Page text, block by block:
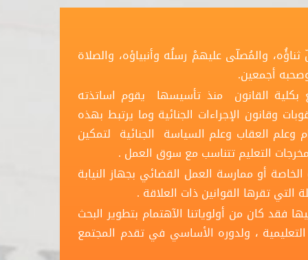
والمُصلّى عليهمْ رسلُه وأنبياؤه، والصلاة
أجمعين.
بكلية القانون منذ تأسيسها يقوم اساتذته
وقانون الإجراءات الجنائية وما يرتبط بهذه
وعلم العقاب وعلم السياسة الجنائية لتمكين
التعليم تتناسب مع سوق العمل .
أو ممارسة العمل القضائي بجهاز النيابة
التي تقرها القوانين ذات العلاقة .
فقد كان من أولوياتنا الآهتمام بتطوير البحث
، ولدوره الأساسي في تقدم المجتمع